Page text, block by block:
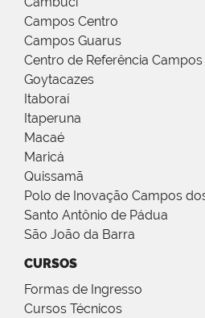
Campos Centro
Campos Guarus
Centro de Referência
Goytacazes
Itaboraí
Itaperuna
Macaé
Maricá
Quissamã
Polo de Inovação Campos
Santo Antônio de Pádua
São João da Barra
CURSOS
Formas de Ingresso
Cursos Técnicos